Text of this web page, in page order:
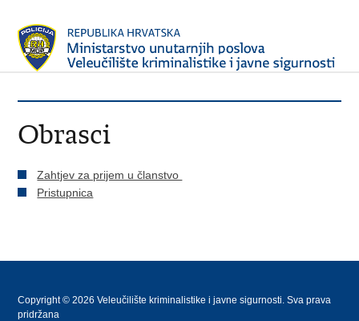
Obrasci
Zahtjev za prijem u članstvo
Pristupnica
Copyright © 2026 Veleučilište kriminalistike i javne sigurnosti. Sva prava
pridržana